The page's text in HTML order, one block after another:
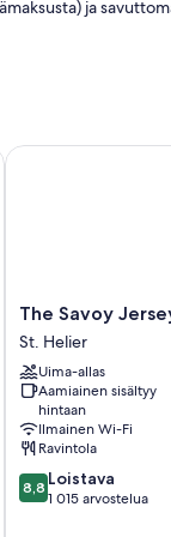
ja
kuuluvat
The
Savoy
Jersey
St.
Helier
The Savoy
St. Helier
Uima-allas
Aamiainen sisältyy
hintaan
Ilmainen Wi-Fi
Ravintola
8.8
kautta
8,8 Loistava
1 015 arvostelua
The Savoy Jersey